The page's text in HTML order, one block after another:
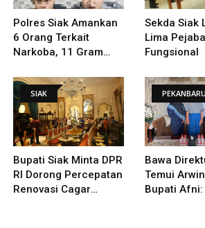
Polres Siak Amankan
6 Orang Terkait
Narkoba, 11 Gram
Sekda Siak
Lima
Fungsional
SIAK
Bupati Siak Minta DPR
RI Dorong Percepatan
Renovasi Cagar
PEKANBARU
Bawa
Temui
Bupati Afni: